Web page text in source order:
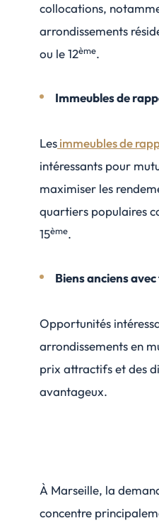
collocations,
arrondissements
ou le 12ème.
Immeubles de
Lesimmeubles de
intéressants pour
maximiser les
quartiers populaires
15ème.
Biens anciens
Opportunités
arrondissements en
prix attractifs et des
avantageux.
À Marseille, la
concentre